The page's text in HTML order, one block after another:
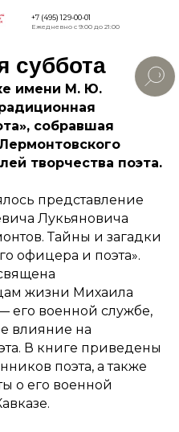
Версия для
+7 (495) 129-00-01
Ежедневно с 9:00 до 21:00
суббота
имени М. Ю.
собравшая
творчества поэта.
представление
Лукьяновича
Тайны и загадки
офицера и поэта».
жизни Михаила
его военной службе,
влияние на
В книге приведены
поэта, а также
о его военной